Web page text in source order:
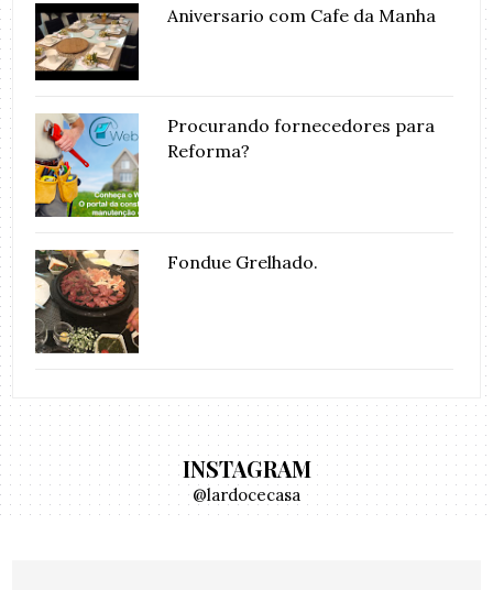
Aniversario com Cafe da Manha
Procurando fornecedores para
Reforma?
Fondue Grelhado.
INSTAGRAM
@lardocecasa